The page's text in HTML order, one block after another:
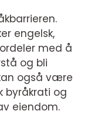
engelsk,
med å
og bli
også være
byråkrati og
eiendom.